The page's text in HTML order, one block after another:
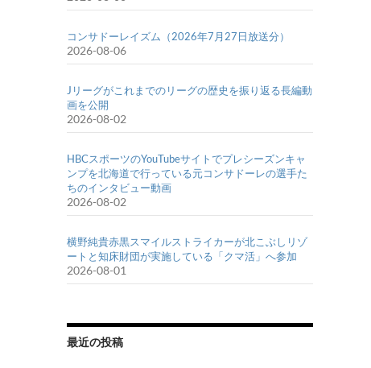
コンサドーレイズム（2026年7月27日放送分）
2026-08-06
Jリーグがこれまでのリーグの歴史を振り返る長編動
画を公開
2026-08-02
HBCスポーツのYouTubeサイトでプレシーズンキャ
ンプを北海道で行っている元コンサドーレの選手た
ちのインタビュー動画
2026-08-02
横野純貴赤黒スマイルストライカーが北こぶしリゾ
ートと知床財団が実施している「クマ活」へ参加
2026-08-01
最近の投稿